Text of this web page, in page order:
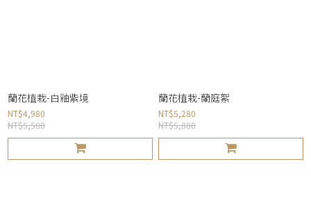
蘭花植栽-白釉紫境
NT$4,980
NT$5,580
蘭花植栽-蘭庭絮
NT$5,280
NT$5,880